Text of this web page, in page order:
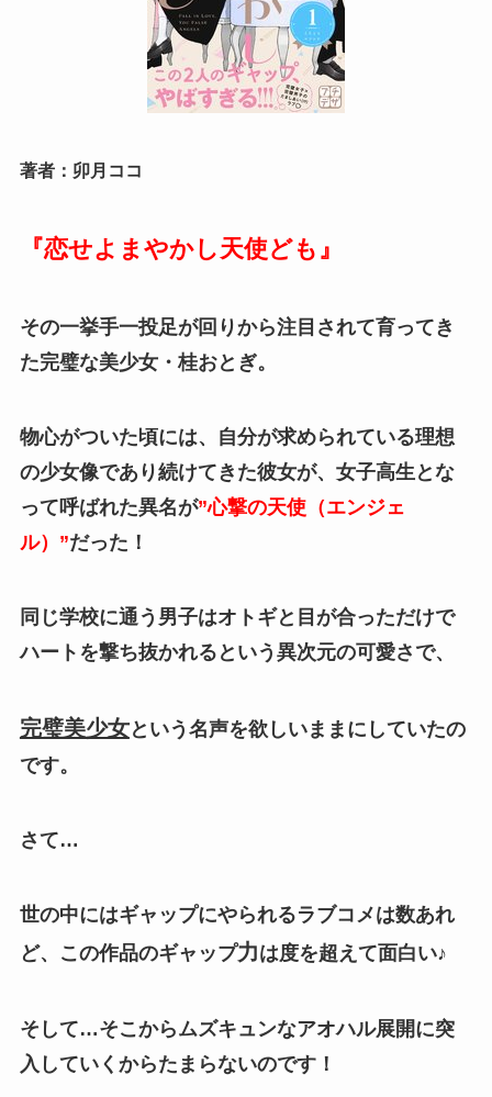
著者：卯月ココ
『恋せよまやかし天使ども』
その一挙手一投足が回りから注目されて育ってき
た完璧な美少女・桂おとぎ。
物心がついた頃には、自分が求められている理想
の少女像であり続けてきた彼女が、女子高生とな
って呼ばれた異名が”心撃の天使（エンジェ
ル）”だった！
同じ学校に通う男子はオトギと目が合っただけで
ハートを撃ち抜かれるという異次元の可愛さで、
完璧美少女という名声を欲しいままにしていたの
です。
さて…
世の中にはギャップにやられるラブコメは数あれ
ど、この作品のギャップ力は度を超えて面白い♪
そして…そこからムズキュンなアオハル展開に突
入していくからたまらないのです！